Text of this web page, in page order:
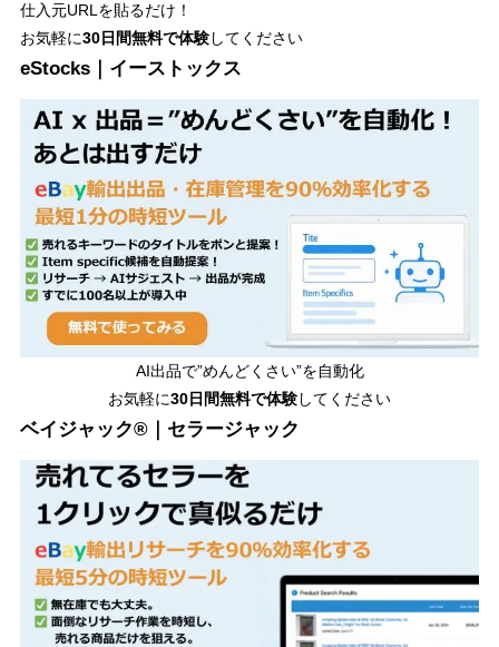
仕入元URLを貼るだけ！
お気軽に30日間無料で体験してください
eStocks｜イーストックス
AI出品で”めんどくさい”を自動化
お気軽に30日間無料で体験してください
ベイジャック®｜セラージャック